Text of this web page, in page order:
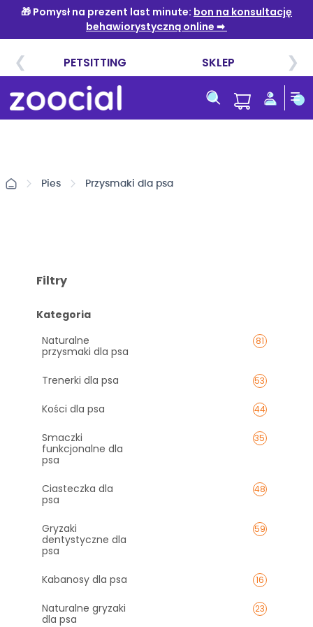
do
treści
Pies Przysmaki dla psa
Filtry
Kategoria
Naturalne
przysmaki dla psa
81
Trenerki dla psa 53
Kości dla psa 44
Smaczki
funkcjonalne dla
psa
35
Ciasteczka dla
psa
48
Gryzaki
dentystyczne dla
psa
59
Kabanosy dla psa 16
Naturalne gryzaki
dla psa
23